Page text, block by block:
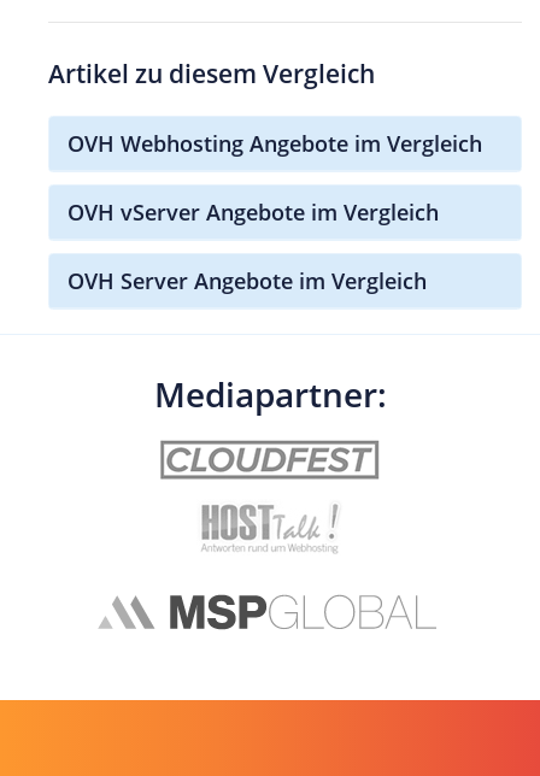
Artikel zu diesem Vergleich
OVH Webhosting Angebote im Vergleich
OVH vServer Angebote im Vergleich
OVH Server Angebote im Vergleich
Mediapartner: